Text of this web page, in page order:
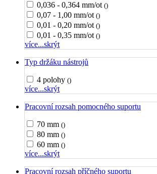
0,036 - 0,364 mm/ot ()
0,07 - 1,00 mm/ot ()
0,01 - 0,20 mm/ot ()
0,01 - 0,35 mm/ot ()
více...skrýt
Typ držáku nástrojů
4 polohy ()
více...skrýt
Pracovní rozsah pomocného suportu
70 mm ()
80 mm ()
60 mm ()
více...skrýt
Pracovní rozsah příčného suportu